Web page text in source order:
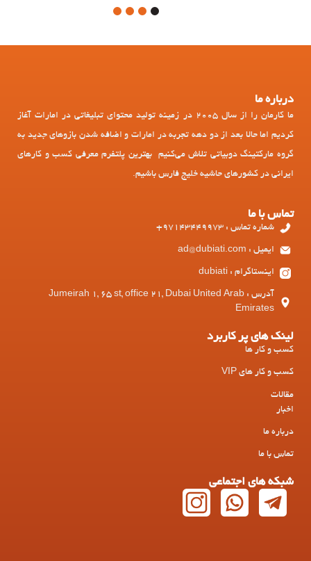
1
درباره ما
ما کارمان را از سال 2005 در زمینه تولید محتوای تبلیغاتی در امارات آغاز
کردیم اما حالا بعد از دو دهه تجربه در امارات و اضافه شدن بازوهای جدید به
گروه مارکتینگ دوبیاتی تلاش می‌کنیم بهترین پلتفرم معرفی کسب و کارهای
ایرانی در کشورهای حاشیه خلیج فارس باشیم.
تماس با ما
شماره تماس : 97143449973+
ایمیل : ad@dubiati.com
اینستاگرام : dubiati
آدرس : Jumeirah 1, 65 st, office 21, Dubai United Arab
Emirates
لینک های پر کاربرد
کسب و کار ها
کسب و کار های VIP
مقالات
اخبار
درباره ما
تماس با ما
شبکه های اجتماعی